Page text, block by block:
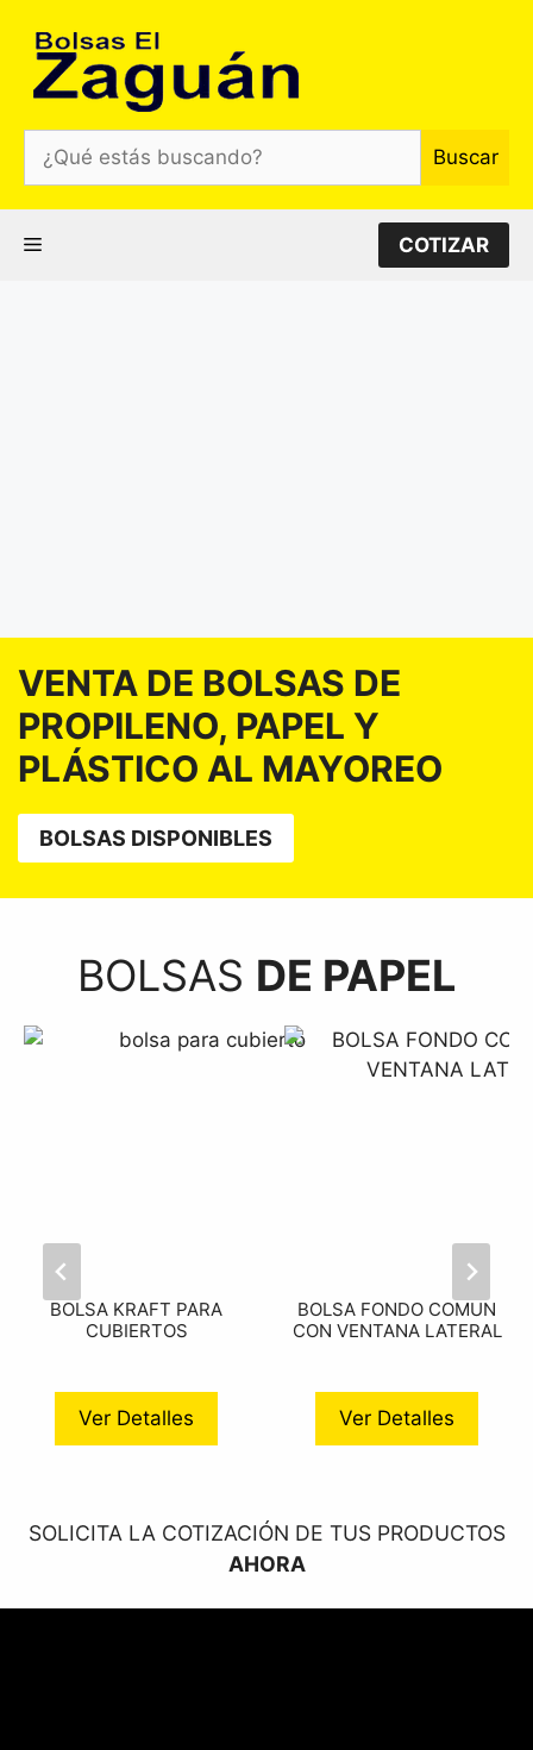
contenido
¿Qué
estás
Buscar
MENU COTIZAR
VENTA DE BOLSAS DE
PROPILENO, PAPEL Y
PLÁSTICO AL MAYOREO
BOLSAS DISPONIBLES
BOLSAS DE PAPEL
BOLSA KRAFT PARA
CUBIERTOS
Ver Detalles
BOLSA FONDO COMUN
CON VENTANA LATERAL
Ver Detalles
SOLICITA LA COTIZACIÓN DE TUS PRODUCTOS
AHORA